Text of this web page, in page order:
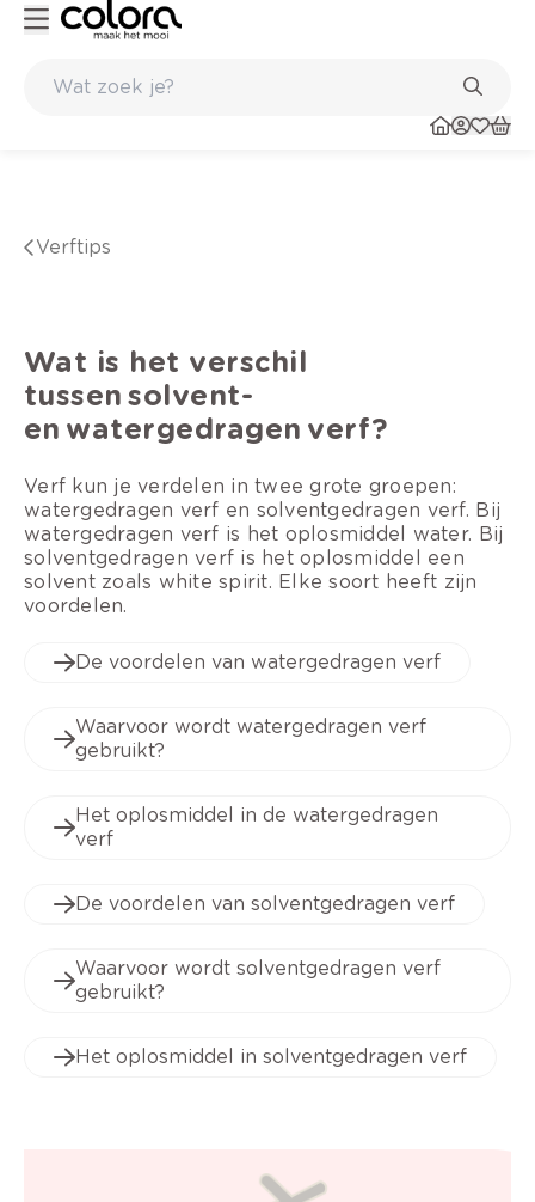
verftips
Wat is het verschil
tussen solvent-
en watergedragen verf?
Verf kun je verdelen in twee grote groepen:
watergedragen verf en solventgedragen verf. Bij
watergedragen verf is het oplosmiddel water. Bij
solventgedragen verf is het oplosmiddel een
solvent zoals white spirit. Elke soort heeft zijn
voordelen.
De voordelen van watergedragen verf
Waarvoor wordt watergedragen verf
gebruikt?
Het oplosmiddel in de watergedragen
verf
De voordelen van solventgedragen verf
Waarvoor wordt solventgedragen verf
gebruikt?
Het oplosmiddel in solventgedragen verf